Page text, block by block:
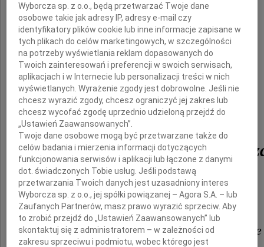
Z wielkim żalem żegnamy
Bogdana
wspaniałego, szlachetnego Człowieka.
Basi, Dorocie i całej Rodzinie
Wyborcza sp. z o.o., będą przetwarzać Twoje dane
osobowe takie jak adresy IP, adresy e-mail czy
identyfikatory plików cookie lub inne informacje zapisane w
tych plikach do celów marketingowych, w szczególności
na potrzeby wyświetlania reklam dopasowanych do
Twoich zainteresowań i preferencji w swoich serwisach,
aplikacjach i w Internecie lub personalizacji treści w nich
wyświetlanych. Wyrażenie zgody jest dobrowolne. Jeśli nie
chcesz wyrazić zgody, chcesz ograniczyć jej zakres lub
chcesz wycofać zgodę uprzednio udzieloną przejdź do
„Ustawień Zaawansowanych”.
Twoje dane osobowe mogą być przetwarzane także do
celów badania i mierzenia informacji dotyczących
funkcjonowania serwisów i aplikacji lub łączone z danymi
dot. świadczonych Tobie usług. Jeśli podstawą
przetwarzania Twoich danych jest uzasadniony interes
Wyborcza sp. z o.o., jej spółki powiązanej – Agora S.A. – lub
Zaufanych Partnerów, masz prawo wyrazić sprzeciw. Aby
to zrobić przejdź do „Ustawień Zaawansowanych” lub
skontaktuj się z administratorem – w zależności od
zakresu sprzeciwu i podmiotu, wobec którego jest